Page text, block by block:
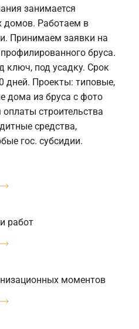
занимается
домов. Работаем в
Принимаем заявки на
бруса.
ключ, под усадку. Срок
дней. Проекты: типовые,
дома из бруса с фото
строительства
средства,
гос. субсидии.
работ
моментов